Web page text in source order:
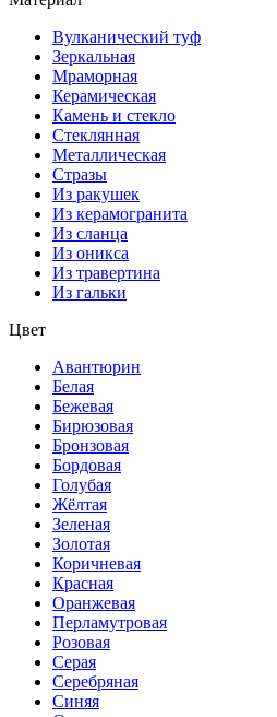
Вулканический туф
Зеркальная
Мраморная
Керамическая
Камень и стекло
Стеклянная
Металлическая
Стразы
Из ракушек
Из керамогранита
Из сланца
Из оникса
Из травертина
Из гальки
Цвет
Авантюрин
Белая
Бежевая
Бирюзовая
Бронзовая
Бордовая
Голубая
Жёлтая
Зеленая
Золотая
Коричневая
Красная
Оранжевая
Перламутровая
Розовая
Серая
Серебряная
Синяя